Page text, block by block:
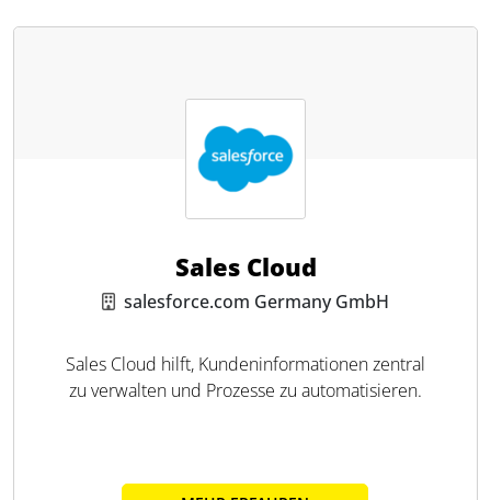
Sales Cloud
salesforce.com Germany GmbH
Sales Cloud hilft, Kundeninformationen zentral
zu verwalten und Prozesse zu automatisieren.